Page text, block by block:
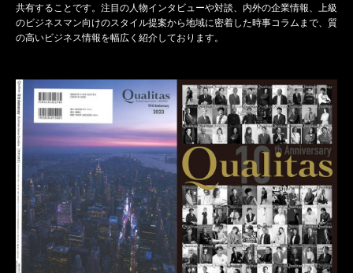
共有することです。注目の人物インタビューや対談、内外の企業情報、上級
のビジネスマン向けのスタイル提案から地域に密着した時事コラムまで、質
の高いビジネス情報を幅広く紹介しております。